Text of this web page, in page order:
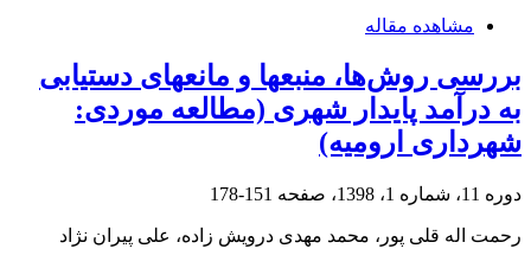
مشاهده مقاله
بررسی روش‌ها، منبع‎ها و مانع‎های دستیابی
به درآمد پایدار شهری (مطالعه موردی:
شهرداری ارومیه)
دوره 11، شماره 1، 1398، صفحه 151-178
رحمت اله قلی پور، محمد مهدی درویش زاده، علی پیران نژاد